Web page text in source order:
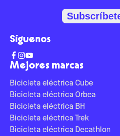
Mejores marcas
Bicicleta eléctrica Cube
Bicicleta eléctrica Orbea
Bicicleta eléctrica BH
Bicicleta eléctrica Trek
Bicicleta eléctrica Decathlon
Síguenos